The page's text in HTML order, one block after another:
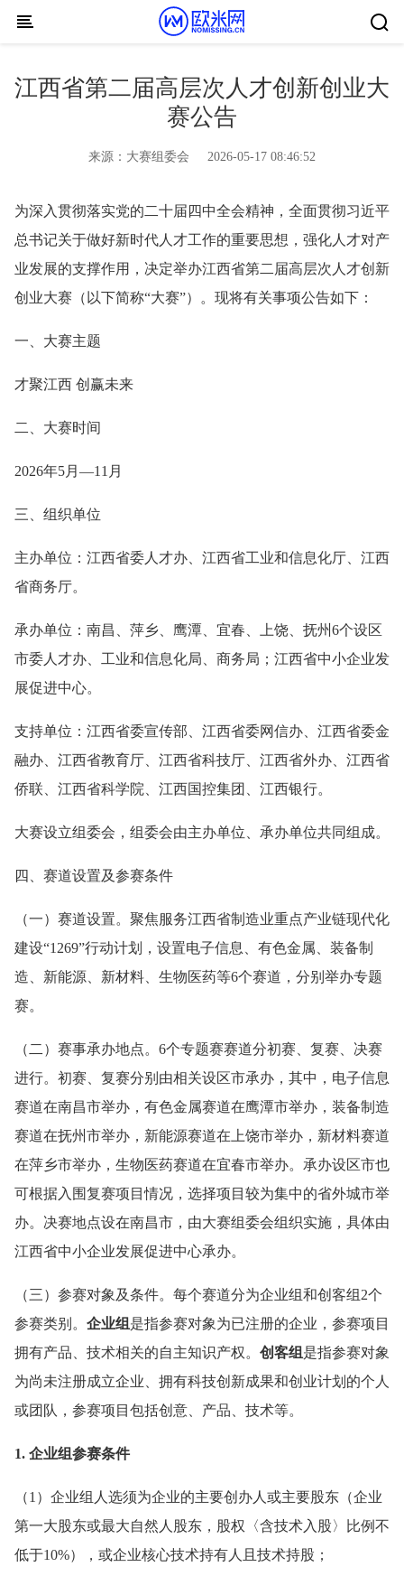
Skip to content
江西省第二届高层次人才创新创业大
赛公告
来源： 大赛组委会 2026-05-17 08:46:52
为深入贯彻落实党的二十届四中全会精神，全面贯彻习近平
总书记关于做好新时代人才工作的重要思想，强化人才对产
业发展的支撑作用，决定举办江西省第二届高层次人才创新
创业大赛（以下简称“大赛”）。现将有关事项公告如下：
一、大赛主题
才聚江西 创赢未来
二、大赛时间
2026年5月—11月
三、组织单位
主办单位：江西省委人才办、江西省工业和信息化厅、江西
省商务厅。
承办单位：南昌、萍乡、鹰潭、宜春、上饶、抚州6个设区
市委人才办、工业和信息化局、商务局；江西省中小企业发
展促进中心。
支持单位：江西省委宣传部、江西省委网信办、江西省委金
融办、江西省教育厅、江西省科技厅、江西省外办、江西省
侨联、江西省科学院、江西国控集团、江西银行。
大赛设立组委会，组委会由主办单位、承办单位共同组成。
四、赛道设置及参赛条件
（一）赛道设置。聚焦服务江西省制造业重点产业链现代化
建设“1269”行动计划，设置电子信息、有色金属、装备制
造、新能源、新材料、生物医药等6个赛道，分别举办专题
赛。
（二）赛事承办地点。6个专题赛赛道分初赛、复赛、决赛
进行。初赛、复赛分别由相关设区市承办，其中，电子信息
赛道在南昌市举办，有色金属赛道在鹰潭市举办，装备制造
赛道在抚州市举办，新能源赛道在上饶市举办，新材料赛道
在萍乡市举办，生物医药赛道在宜春市举办。承办设区市也
可根据入围复赛项目情况，选择项目较为集中的省外城市举
办。决赛地点设在南昌市，由大赛组委会组织实施，具体由
江西省中小企业发展促进中心承办。
（三）参赛对象及条件。每个赛道分为企业组和创客组2个
参赛类别。 企业组 是指参赛对象为已注册的企业，参赛项目
拥有产品、技术相关的自主知识产权。 创客组 是指参赛对象
为尚未注册成立企业、拥有科技创新成果和创业计划的个人
或团队，参赛项目包括创意、产品、技术等。
1. 企业组参赛条件
（1）企业组人选须为企业的主要创办人或主要股东（企业
第一大股东或最大自然人股东，股权〈含技术入股〉比例不
低于10%），或企业核心技术持有人且技术持股；